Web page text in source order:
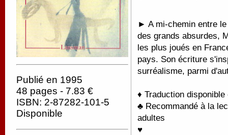
Publié en 1995
48 pages - 7.83 €
ISBN: 2-87282-101-5
Disponible
► A mi-chemin entre
des grands absurdes,
les plus joués en
pays. Son écriture
surréalisme, parmi
♦ Traduction
♣ Recommandé à la
adultes
♥